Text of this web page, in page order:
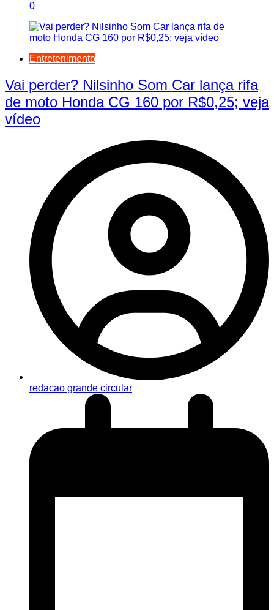
0
Entretenimento
Vai perder? Nilsinho Som Car lança rifa
de moto Honda CG 160 por R$0,25; veja
vídeo
redacao grande circular